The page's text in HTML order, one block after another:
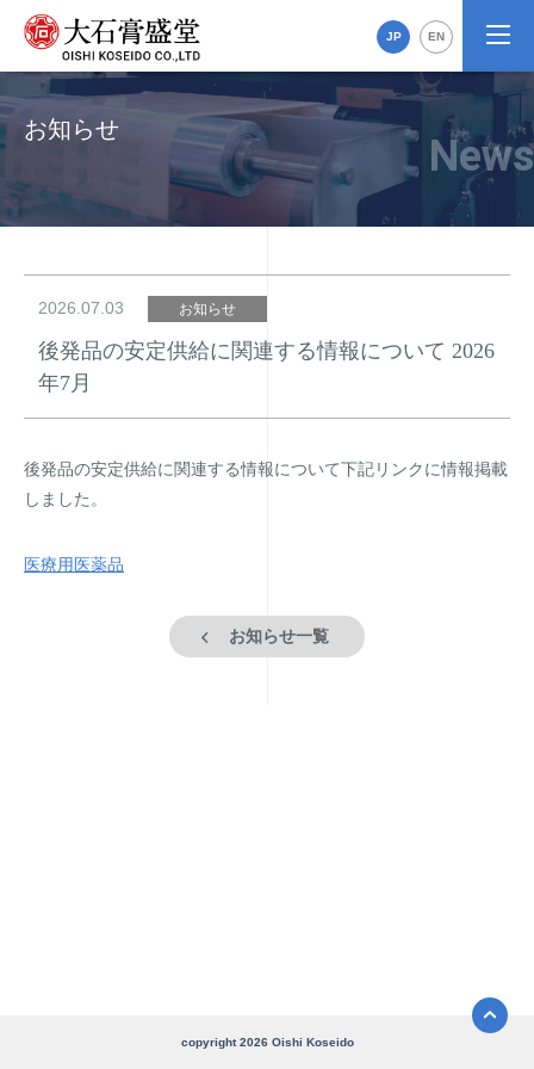
JP EN
お知らせ
2026.07.03 お知らせ
後発品の安定供給に関連する情報について 2026
年7月
後発品の安定供給に関連する情報について下記リンクに情報掲載
しました。
医療用医薬品
お知らせ一覧
copyright2026 Oishi Koseido